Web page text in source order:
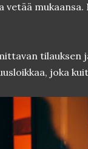
vetää
tilauksen
joka